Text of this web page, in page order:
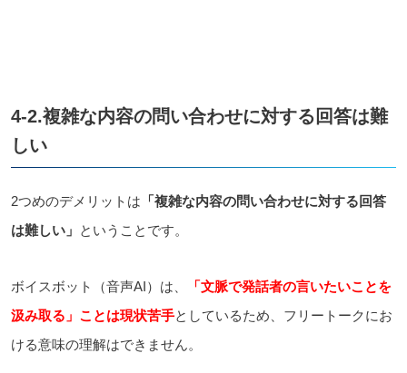
4-2.複雑な内容の問い合わせに対する回答は難
しい
2つめのデメリットは 「複雑な内容の問い合わせに対する回答
は難しい」 ということです。
ボイスボット（音声AI）は、
「文脈で発話者の言いたいことを
汲み取る」ことは現状苦手としているため、フリートークにお
ける意味の理解はできません。